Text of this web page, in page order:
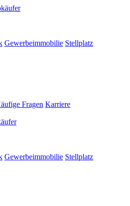
Gewerbeimmobilie Stellplatz
Fragen Karriere
Gewerbeimmobilie Stellplatz